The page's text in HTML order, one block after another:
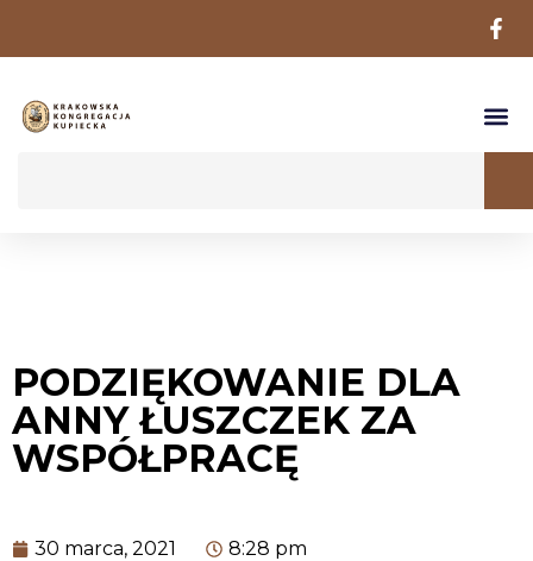
PODZIĘKOWANIE DLA
ANNY ŁUSZCZEK ZA
WSPÓŁPRACĘ
30 marca, 2021 8:28 pm